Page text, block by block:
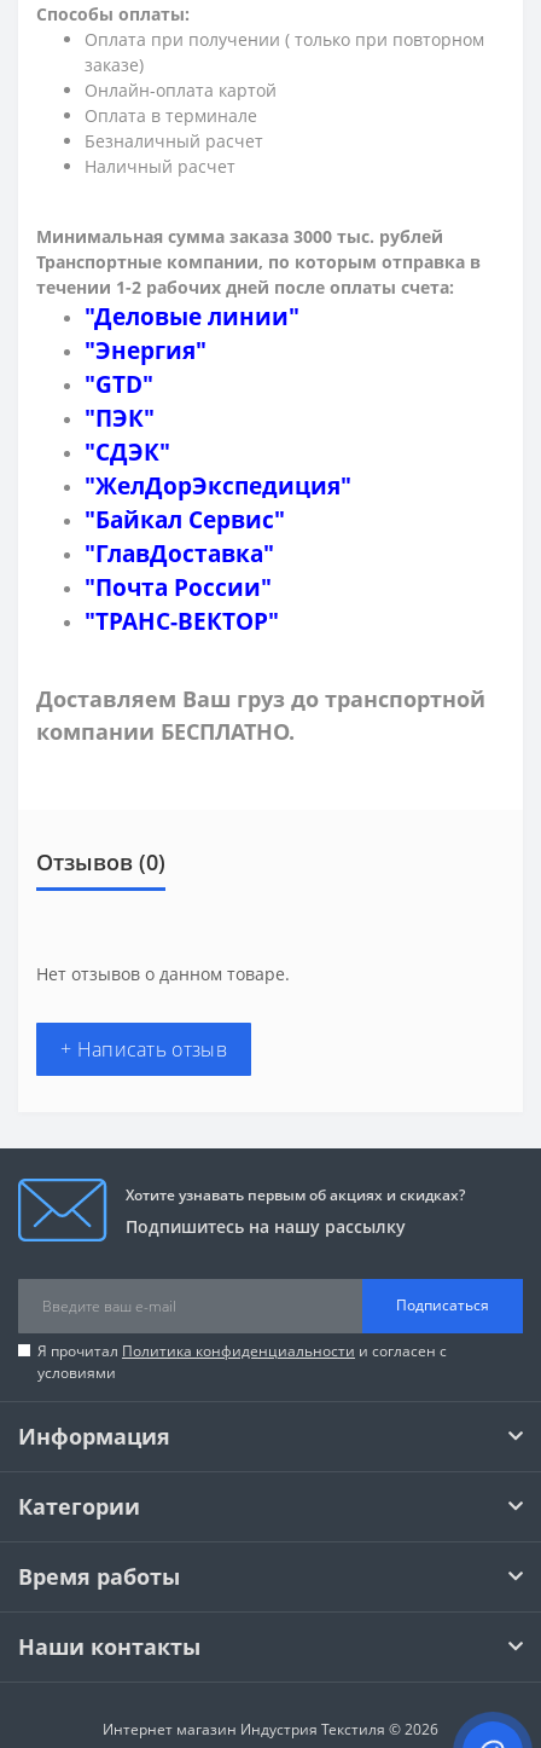
Способы оплаты:
Оплата при получении ( только при повторном
заказе)
Онлайн-оплата картой
Оплата в терминале
Безналичный расчет
Наличный расчет
Минимальная сумма заказа 3000 тыс. рублей
Транспортные компании, по которым отправка в
течении 1-2 рабочих дней после оплаты счета:
"Деловые линии"
"Энергия"
"GTD"
"ПЭК"
"СДЭК"
"ЖелДорЭкспедиция"
"Байкал Сервис"
"ГлавДоставка"
"Почта России"
"ТРАНС-ВЕКТОР"
Доставляем Ваш груз до транспортной
компании БЕСПЛАТНО.
Отзывов (0)
Нет отзывов о данном товаре.
+ Написать отзыв
Хотите узнавать первым об акциях и скидках?
Подпишитесь на нашу рассылку
Подписаться
Я прочитал Политика конфиденциальности и согласен с
условиями
Информация
Категории
Время работы
Наши контакты
Интернет магазин Индустрия Текстиля © 2026